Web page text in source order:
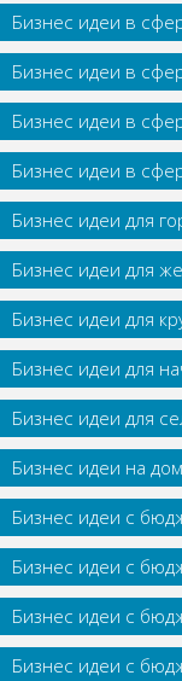
Бизнес идеи в
Бизнес идеи в
Бизнес идеи в
Бизнес идеи в
Бизнес идеи для
Бизнес идеи для
Бизнес идеи для
Бизнес идеи для
Бизнес идеи для
Бизнес идеи на
Бизнес идеи с
Бизнес идеи с
Бизнес идеи с
Бизнес идеи с